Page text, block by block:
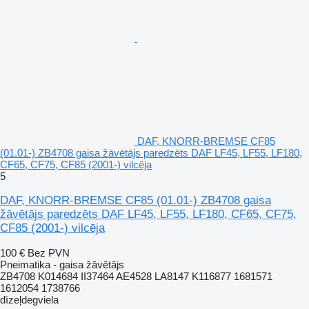
DAF, KNORR-BREMSE CF85
(01.01-) ZB4708 gaisa žāvētājs paredzēts DAF LF45, LF55, LF180,
CF65, CF75, CF85 (2001-) vilcēja
5
DAF, KNORR-BREMSE CF85 (01.01-) ZB4708 gaisa
žāvētājs paredzēts DAF LF45, LF55, LF180, CF65, CF75,
CF85 (2001-) vilcēja
100 € Bez PVN
Pneimatika - gaisa žāvētājs
ZB4708 K014684 II37464 AE4528 LA8147 K116877 1681571
1612054 1738766
dīzeļdegviela